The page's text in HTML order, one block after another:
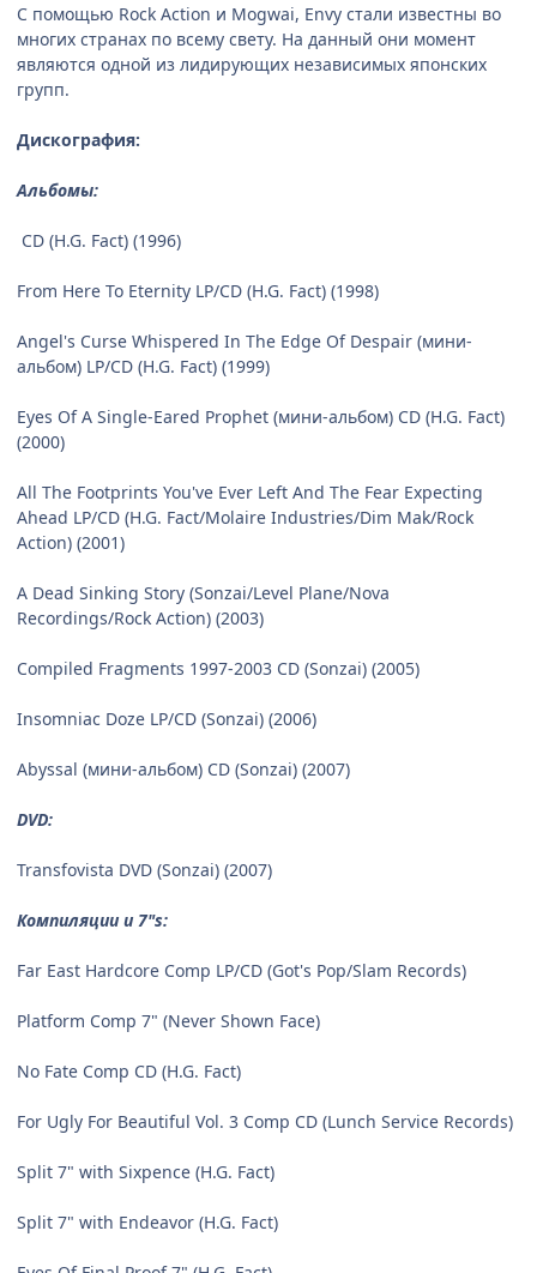
С помощью Rock Action и Mogwai, Envy стали известны во
многих странах по всему свету. На данный они момент
являются одной из лидирующих независимых японских
групп.
Дискография:
Альбомы:
CD (H.G. Fact) (1996)
From Here To Eternity LP/CD (H.G. Fact) (1998)
Angel's Curse Whispered In The Edge Of Despair (мини-
альбом) LP/CD (H.G. Fact) (1999)
Eyes Of A Single-Eared Prophet (мини-альбом) CD (H.G. Fact)
(2000)
All The Footprints You've Ever Left And The Fear Expecting
Ahead LP/CD (H.G. Fact/Molaire Industries/Dim Mak/Rock
Action) (2001)
A Dead Sinking Story (Sonzai/Level Plane/Nova
Recordings/Rock Action) (2003)
Compiled Fragments 1997-2003 CD (Sonzai) (2005)
Insomniac Doze LP/CD (Sonzai) (2006)
Abyssal (мини-альбом) CD (Sonzai) (2007)
DVD:
Transfovista DVD (Sonzai) (2007)
Компиляции и 7"s:
Far East Hardcore Comp LP/CD (Got's Pop/Slam Records)
Platform Comp 7" (Never Shown Face)
No Fate Comp CD (H.G. Fact)
For Ugly For Beautiful Vol. 3 Comp CD (Lunch Service Records)
Split 7" with Sixpence (H.G. Fact)
Split 7" with Endeavor (H.G. Fact)